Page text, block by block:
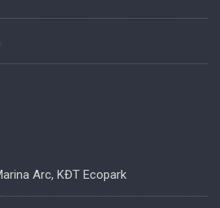
Arc, KĐT Ecopark